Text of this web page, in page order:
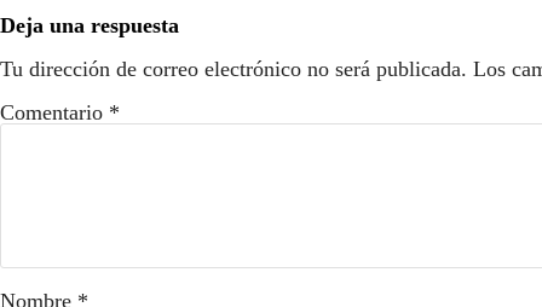
Deja una respuesta
Tu dirección de correo electrónico no será publicada. Los
Comentario *
Nombre *